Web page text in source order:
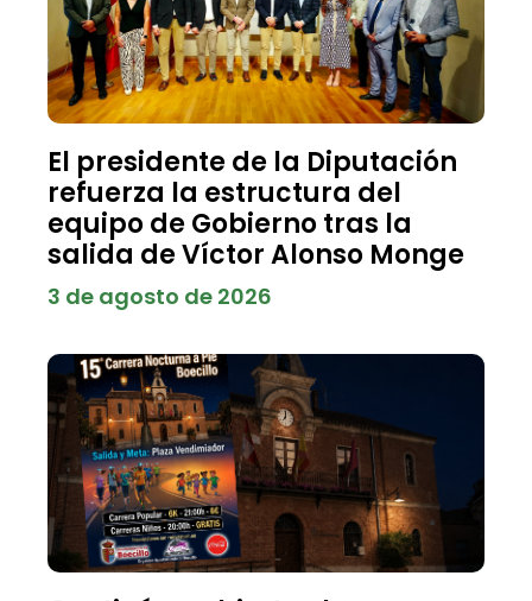
El presidente de la Diputación
refuerza la estructura del
equipo de Gobierno tras la
salida de Víctor Alonso Monge
3 de agosto de 2026